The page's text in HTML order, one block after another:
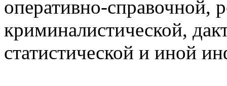
оперативно-справочной,
криминалистической,
статистической и иной